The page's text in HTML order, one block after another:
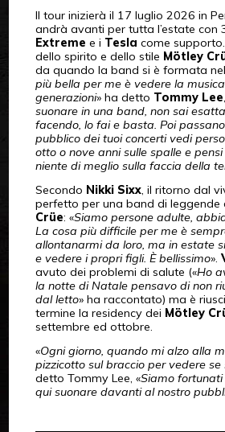
Il tour inizierà il 17 luglio 2026 in
andrà avanti per tutta l’estate con
Extreme e i Tesla come
dello spirito e dello stile Mötley
da quando la band si è formata
più bella per me è vedere la
generazioni» ha detto Tommy Lee
suonare in una band, non sai
facendo, lo fai e basta. Poi
pubblico dei tuoi concerti vedi
otto o nove anni sulle spalle e pensi
niente di meglio sulla faccia della
Secondo Nikki Sixx, il ritorno dal
perfetto per una band di leggende
Crüe: «Siamo persone adulte,
La cosa più difficile per me è
allontanarmi da loro, ma in estate
e vedere i propri figli. È bellissimo».
avuto dei problemi di salute («Ho
la notte di Natale pensavo di non
dal letto» ha raccontato) ma è
termine la residency dei Mötley
settembre ed ottobre.
«Ogni giorno, quando mi alzo alla
pizzicotto sul braccio per vedere
detto Tommy Lee, «Siamo
qui suonare davanti al nostro